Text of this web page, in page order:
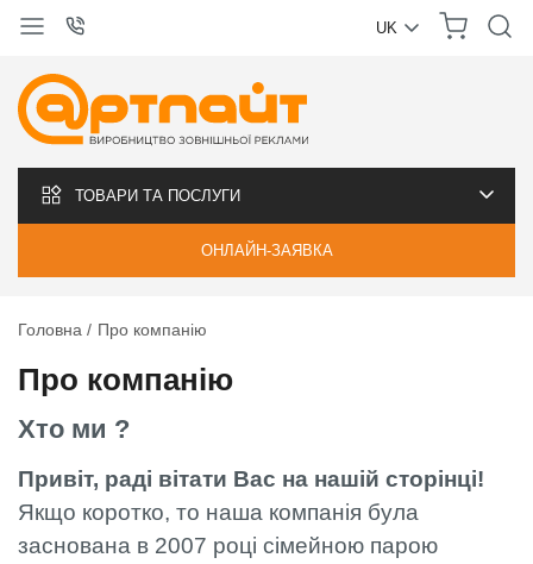
UK
ТОВАРИ ТА ПОСЛУГИ
ОНЛАЙН-ЗАЯВКА
Головна Про компанію
Про компанію
Хто ми ?
Привіт, раді вітати Вас на нашій сторінці!
Якщо коротко, то наша компанія була
заснована в 2007 році сімейною парою